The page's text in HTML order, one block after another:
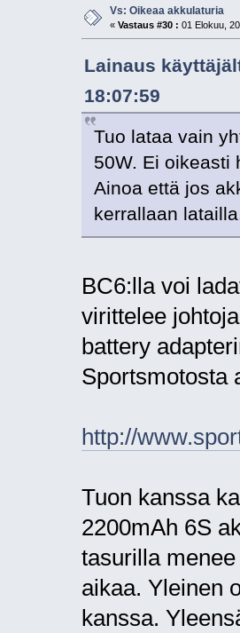
Vs: Oikeaa akkulaturia
« Vastaus #30 : 01 Elokuu,
Lainaus
18:07:59
Tuo lataa vain
50W. Ei oikeasti
Ainoa että jos
kerrallaan
BC6:lla voi
virittelee
battery
Sportsmotosta
http://
Tuon kanssa
2200mAh 6S
tasurilla
aikaa. Yleinen
kanssa.